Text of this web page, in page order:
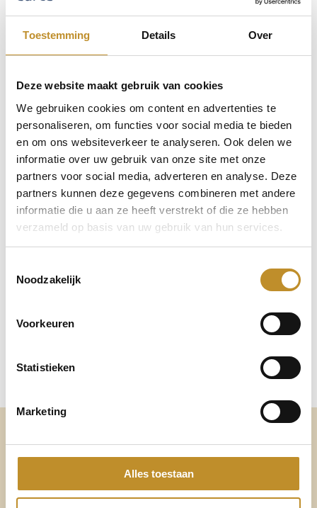
Toestemming Details Over
Deze website maakt gebruik van cookies
We gebruiken cookies om content en advertenties te
personaliseren, om functies voor social media te bieden
en om ons websiteverkeer te analyseren. Ook delen we
informatie over uw gebruik van onze site met onze
partners voor social media, adverteren en analyse. Deze
partners kunnen deze gegevens combineren met andere
informatie die u aan ze heeft verstrekt of die ze hebben
verzameld op basis van uw gebruik van hun services.
Noodzakelijk
Voorkeuren
Statistieken
Marketing
Alles toestaan
Altijd voldoende ruimte
voor mijn eigen voetbed